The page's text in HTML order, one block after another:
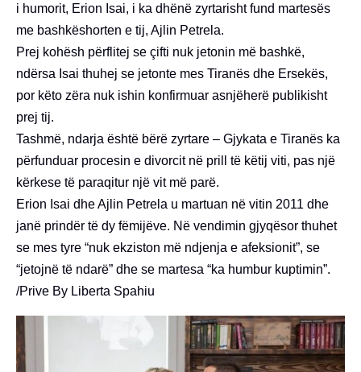
i humorit, Erion Isai, i ka dhënë zyrtarisht fund martesës
me bashkëshorten e tij, Ajlin Petrela.
Prej kohësh përflitej se çifti nuk jetonin më bashkë,
ndërsa Isai thuhej se jetonte mes Tiranës dhe Ersekës,
por këto zëra nuk ishin konfirmuar asnjëherë publikisht
prej tij.
Tashmë, ndarja është bërë zyrtare – Gjykata e Tiranës ka
përfunduar procesin e divorcit në prill të këtij viti, pas një
kërkese të paraqitur një vit më parë.
Erion Isai dhe Ajlin Petrela u martuan në vitin 2011 dhe
janë prindër të dy fëmijëve. Në vendimin gjyqësor thuhet
se mes tyre “nuk ekziston më ndjenja e afeksionit”, se
“jetojnë të ndarë” dhe se martesa “ka humbur kuptimin”.
/Prive By Liberta Spahiu